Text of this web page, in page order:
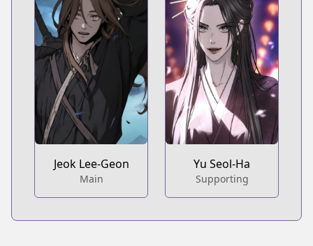
Jeok Lee-Geon
Main
Yu Seol-Ha
Supporting